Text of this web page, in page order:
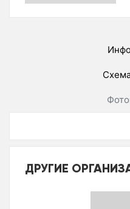
ДРУГИЕ